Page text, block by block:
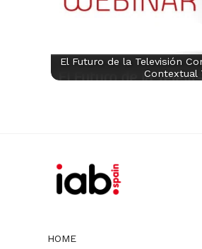
El Futuro de la Televisión
Contextual
HOME